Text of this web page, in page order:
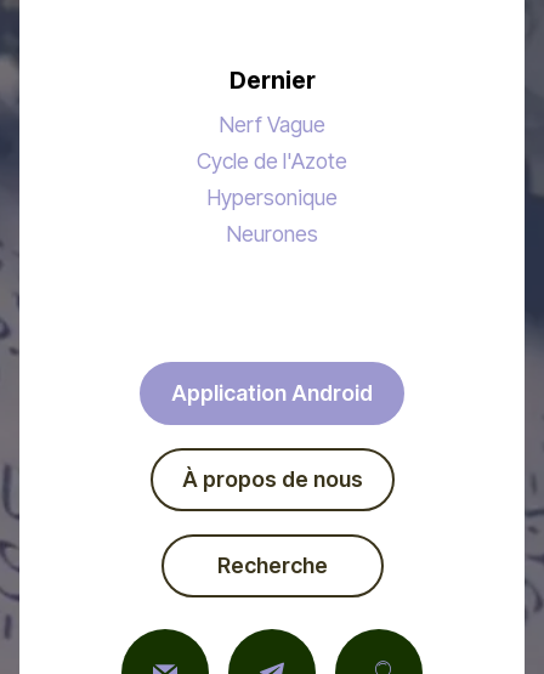
Dernier
Nerf Vague
Cycle de l'Azote
Hypersonique
Neurones
Application Android
À propos de nous
Recherche